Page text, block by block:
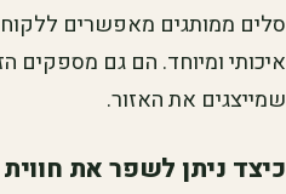
סלים ממותגים מאפשרים
איכותי ומיוחד. הם גם מספקים
שמייצגים את האזור.
כיצד ניתן לשפר את